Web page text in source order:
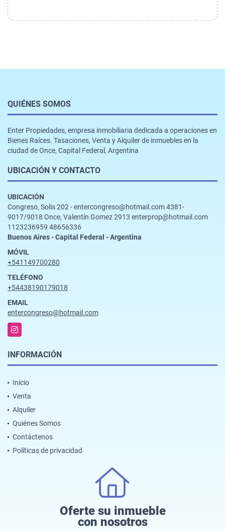
QUIÉNES SOMOS
Enter Propiedades, empresa inmobiliaria dedicada a operaciones en
Bienes Raíces. Tasaciones, Venta y Alquiler de inmuebles en la
ciudad de Once, Capital Federal, Argentina
UBICACIÓN Y CONTACTO
UBICACIÓN
Congreso, Solis 202 - entercongreso@hotmail.com 4381-
9017/9018 Once, Valentín Gomez 2913 enterprop@hotmail.com
1123236959 48656336
Buenos Aires - Capital Federal - Argentina
MÓVIL
+541149700280
TELÉFONO
+54438190179018
EMAIL
entercongreso@hotmail.com
Instagram
INFORMACIÓN
Inicio
Venta
Alquiler
Quiénes Somos
Contáctenos
Políticas de privacidad
Oferte su inmueble
con nosotros